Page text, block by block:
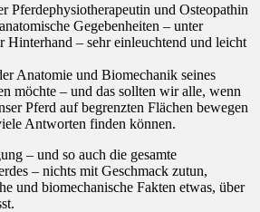
Pferdephysiotherapeutin und Osteopathin
Gegebenheiten – unter
Hinterhand – sehr einleuchtend und leicht
Anatomie und Biomechanik seines
möchte – und das sollten wir alle, wenn
Pferd auf begrenzten Flächen bewegen
Antworten finden können.
– und so auch die gesamte
– nichts mit Geschmack zutun,
und biomechanische Fakten etwas, über